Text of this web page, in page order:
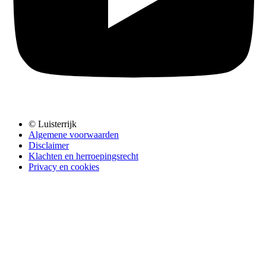
© Luisterrijk
Algemene voorwaarden
Disclaimer
Klachten en herroepingsrecht
Privacy en cookies